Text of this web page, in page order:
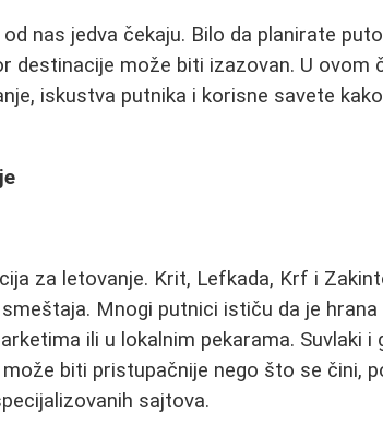
nas jedva čekaju. Bilo da planirate
destinacije može biti izazovan. U ovom
iskustva putnika i korisne savete
za letovanje. Krit, Lefkada, Krf i
Mnogi putnici ističu da je
ili u lokalnim pekarama. Suvlaki i
biti pristupačnije nego što se čini,
sajtova.